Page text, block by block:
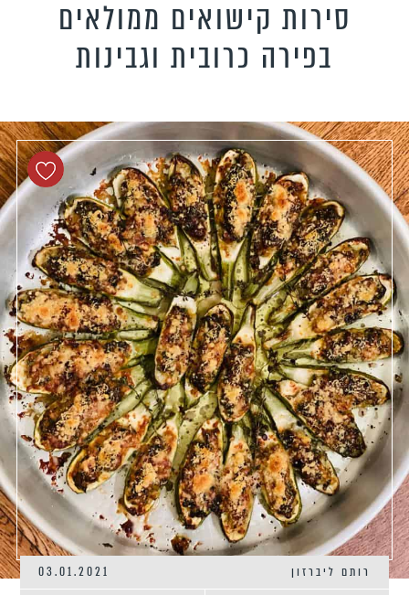
וקישים
טבעוניים
את האורחים
סירות קישואים ממולאים
בפירה כרובית וגבינות
03.01.2021 רותם ליברזון